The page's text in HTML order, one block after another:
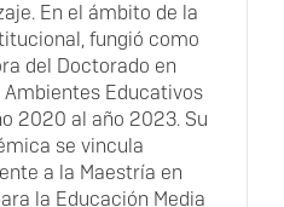
En el ámbito de la
fungió como
del Doctorado en
Educativos
2020 al año 2023. Su
se vincula
a la Maestría en
la Educación Media